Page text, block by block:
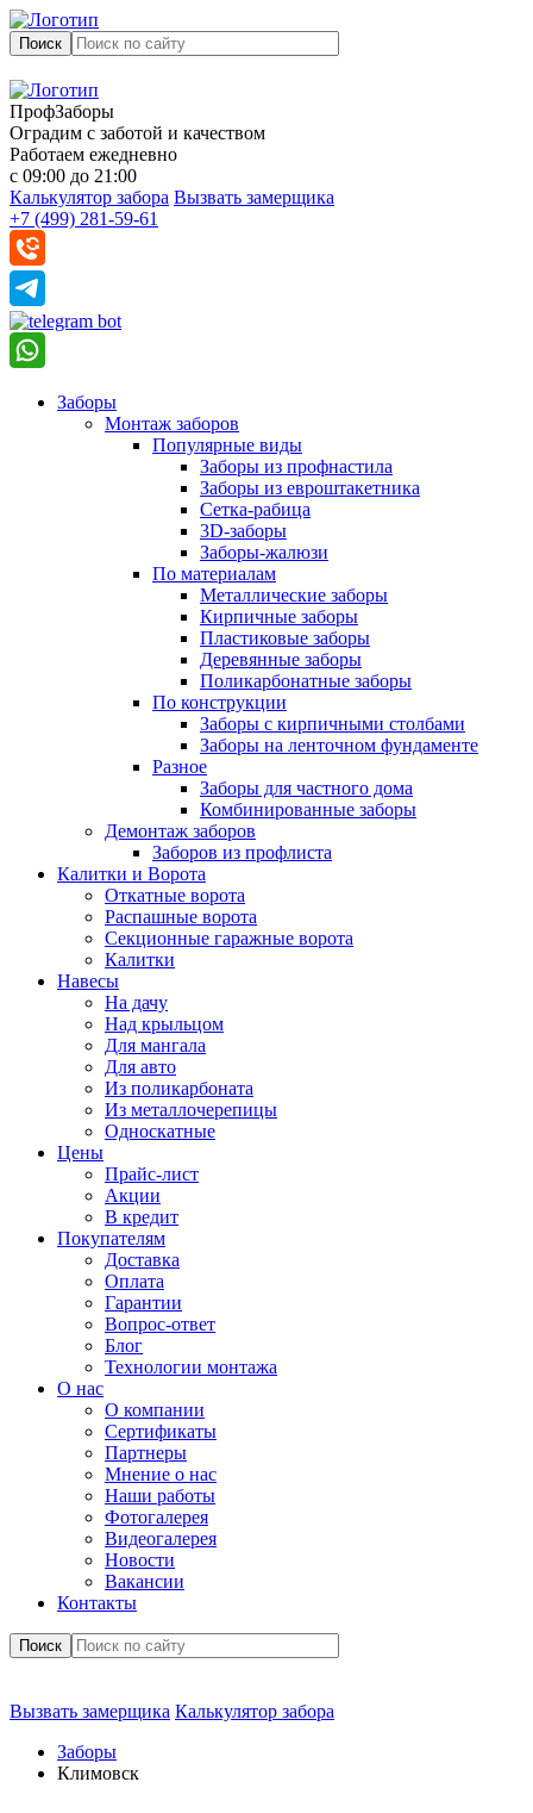
Поиск
ПрофЗаборы
Оградим с заботой и качеством
Работаем ежедневно
с 09:00 до 21:00
Калькулятор забора Вызвать замерщика
+7 (499) 281-59-61
Заборы
Монтаж заборов
Популярные виды
Заборы из профнастила
Заборы из евроштакетника
Сетка-рабица
3D-заборы
Заборы-жалюзи
По материалам
Металлические заборы
Кирпичные заборы
Пластиковые заборы
Деревянные заборы
Поликарбонатные заборы
По конструкции
Заборы с кирпичными столбами
Заборы на ленточном фундаменте
Разное
Заборы для частного дома
Комбинированные заборы
Демонтаж заборов
Заборов из профлиста
Калитки и Ворота
Откатные ворота
Распашные ворота
Секционные гаражные ворота
Калитки
Навесы
На дачу
Над крыльцом
Для мангала
Для авто
Из поликарбоната
Из металлочерепицы
Односкатные
Цены
Прайс-лист
Акции
В кредит
Покупателям
Доставка
Оплата
Гарантии
Вопрос-ответ
Блог
Технологии монтажа
О нас
О компании
Сертификаты
Партнеры
Мнение о нас
Наши работы
Фотогалерея
Видеогалерея
Новости
Вакансии
Контакты
Поиск
Вызвать замерщика Калькулятор забора
Заборы
Климовск